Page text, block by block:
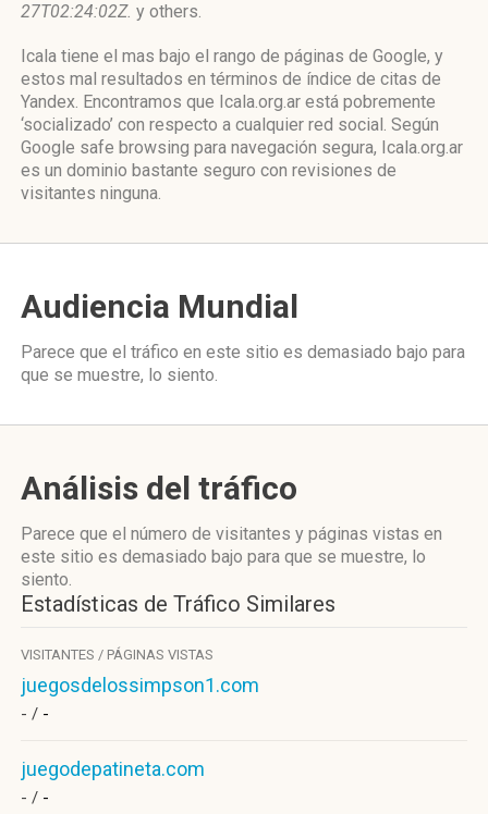
27T02:24:02Z. y others.
Icala tiene el mas bajo el rango de páginas de Google, y
estos mal resultados en términos de índice de citas de
Yandex. Encontramos que Icala.org.ar está pobremente
‘socializado’ con respecto a cualquier red social. Según
Google safe browsing para navegación segura, Icala.org.ar
es un dominio bastante seguro con revisiones de
visitantes ninguna.
Audiencia Mundial
Parece que el tráfico en este sitio es demasiado bajo para
que se muestre, lo siento.
Análisis del tráfico
Parece que el número de visitantes y páginas vistas en
este sitio es demasiado bajo para que se muestre, lo
siento.
Estadísticas de Tráfico Similares
VISITANTES / PÁGINAS VISTAS
juegosdelossimpson1.com
- / -
juegodepatineta.com
- / -